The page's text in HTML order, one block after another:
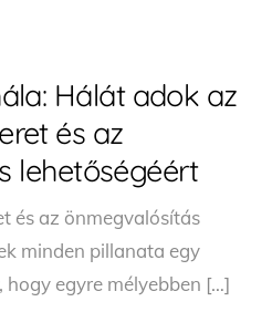
Hálát adok az
és az
lehetőségéért
és az önmegvalósítás
minden pillanata egy
hogy egyre mélyebben […]